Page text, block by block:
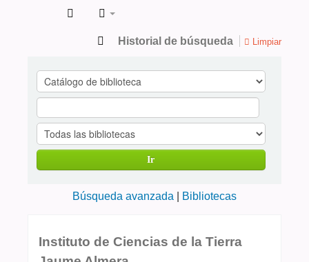
Publicaciones
en
ciencias
de
la
Salud
Historial de búsqueda Limpiar
Ir
Búsqueda avanzada Bibliotecas
Instituto de Ciencias de la Tierra